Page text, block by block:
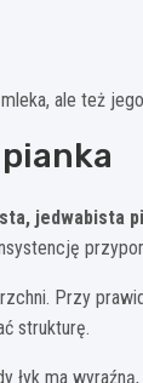
ale też jego
jedwabista
Przy
strukturę.
łyk ma